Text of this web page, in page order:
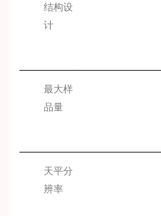
结构设
计
最大样
品量
天平分
辨率